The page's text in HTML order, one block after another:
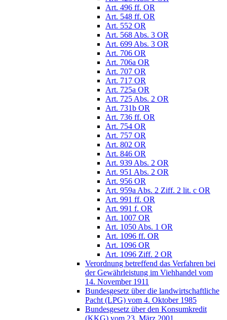
Art. 496 ff. OR
Art. 548 ff. OR
Art. 552 OR
Art. 568 Abs. 3 OR
Art. 699 Abs. 3 OR
Art. 706 OR
Art. 706a OR
Art. 707 OR
Art. 717 OR
Art. 725a OR
Art. 725 Abs. 2 OR
Art. 731b OR
Art. 736 ff. OR
Art. 754 OR
Art. 757 OR
Art. 802 OR
Art. 846 OR
Art. 939 Abs. 2 OR
Art. 951 Abs. 2 OR
Art. 956 OR
Art. 959a Abs. 2 Ziff. 2 lit. c OR
Art. 991 ff. OR
Art. 991 f. OR
Art. 1007 OR
Art. 1050 Abs. 1 OR
Art. 1096 ff. OR
Art. 1096 OR
Art. 1096 Ziff. 2 OR
Verordnung betreffend das Verfahren bei
der Gewährleistung im Viehhandel vom
14. November 1911
Bundesgesetz über die landwirtschaftliche
Pacht (LPG) vom 4. Oktober 1985
Bundesgesetz über den Konsumkredit
(KKG) vom 23. März 2001